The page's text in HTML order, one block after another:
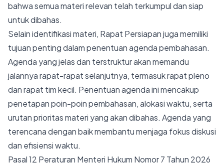
bahwa semua materi relevan telah terkumpul dan siap
untuk dibahas.
Selain identifikasi materi, Rapat Persiapan juga memiliki
tujuan penting dalam penentuan agenda pembahasan.
Agenda yang jelas dan terstruktur akan memandu
jalannya rapat-rapat selanjutnya, termasuk rapat pleno
dan rapat tim kecil. Penentuan agenda ini mencakup
penetapan poin-poin pembahasan, alokasi waktu, serta
urutan prioritas materi yang akan dibahas. Agenda yang
terencana dengan baik membantu menjaga fokus diskusi
dan efisiensi waktu.
Pasal 12 Peraturan Menteri Hukum Nomor 7 Tahun 2026